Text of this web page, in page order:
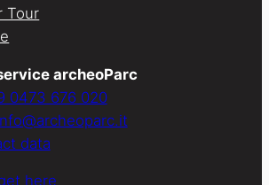
Tour
archeoParc
0473 676 020
data
here